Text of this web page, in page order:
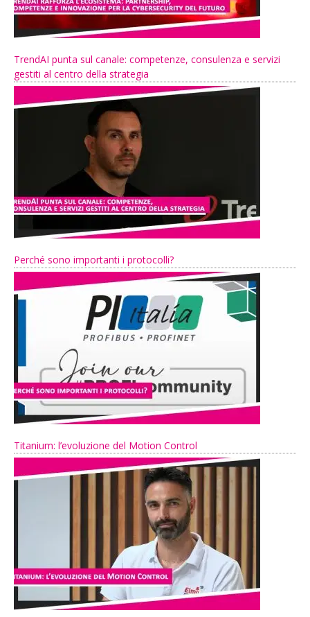
TrendAI punta sul canale: competenze, consulenza e servizi
gestiti al centro della strategia
Perché sono importanti i protocolli?
Titanium: l’evoluzione del Motion Control